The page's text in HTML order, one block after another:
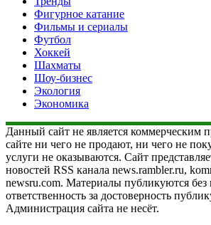
Фигурное катание
Фильмы и сериалы
Футбол
Хоккей
Шахматы
Шоу-бизнес
Экология
Экономика
Данный сайт не является коммерческим
сайте ни чего не продают, ни чего не
услуги не оказываются. Сайт
новостей RSS канала news.rambler.ru,
newsru.com. Материалы публикуются без
ответственность за достоверность
Администрация сайта не несёт.